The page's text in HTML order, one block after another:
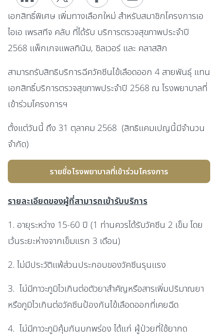
เอกสิทธิ์พิเศษ เพิ่มทางเลือกใหม่ สำหรับสมาชิกโครงการเอ
ไอเอ เพรสทีจ คลับ ที่ได้รับ บริการตรวจสุขภาพประจำปี
2568 แพ็กเกจแพลทินัม, ซิลเวอร์ และ คลาสสิก
สามารถรับสิทธิบริการฉีควัคซีนไข้เลือดออก 4 สายพันธุ์ แทน
เอกสิทธิ์บริการตรวจสุขภาพประจำปี 2568 ณ โรงพยาบาลที่
เข้าร่วมโครงการฯ
ตั้งแต่วันนี้ ถึง 31 ตุลาคม 2568 (สิทธิแคมเปญนี้มีจำนวน
จำกัด)
รายชื่อโรงพยาบาลที่เข้าร่วมโครงการ
รายละเอียดของผู้ที่สามารถเข้ารับบริการ
1. อายุระหว่าง 15-60 ปี (1 ท่านควรได้รับวัคซีน 2 เข็ม โดย
เว้นระยะห่างจากเข็มแรก 3 เดือน)
2. ไม่มีประวัติแพ้ส่วนประกอบของวัคซีนรุนแรง
3. ไม่มีภาวะภูมิไวเกินต่อตัวยาสำคัญหรือสารเพิ่มปริมาณยา
หรือภูมิไวเกินต่อวัคซีนป้องกันไข้เลือดออกที่เคยฉีด
4. ไม่มีภาวะภูมิคุ้มกันบกพร่อง ได้แก่ ผู้ป่วยที่ใช้ยากด